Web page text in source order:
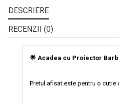
DESCRIERE
RECENZII (0)
🌟 Acadea cu Proiector
Pretul afisat este pentru o cutie